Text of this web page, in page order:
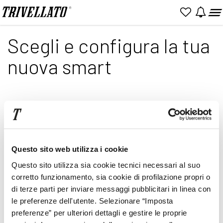
Questo sito web utilizza i cookie
Questo sito utilizza sia cookie tecnici necessari al suo
corretto funzionamento, sia cookie di profilazione propri o
di terze parti per inviare messaggi pubblicitari in linea con
le preferenze dell'utente. Selezionare “Imposta
preferenze” per ulteriori dettagli e gestire le proprie
Home Configuratore
Scegli e configura la tua
nuova smart
Prezzo IVA inclusa. Configurazione e informazioni puramente
indicative, da finalizzare in fase di acquisto nelle pagine
successive. Prezzi di listino da intendersi IVA e MIS incluse, IPT,
Caratteristiche e colori possono differire da quanto
rappresentato.